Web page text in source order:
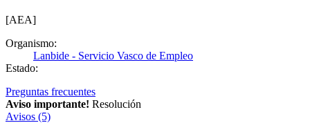
[AEA]
Organismo:
Lanbide - Servicio Vasco de Empleo
Estado:
Preguntas frecuentes
Aviso importante! Resolución
Avisos (5)